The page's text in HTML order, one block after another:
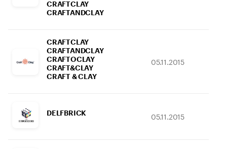
CRAFTCLAY
CRAFTANDCLAY
CRAFTCLAY
CRAFTANDCLAY
CRAFTOCLAY
CRAFT&CLAY
CRAFT & CLAY
05.11.2015
DELFBRICK 05.11.2015